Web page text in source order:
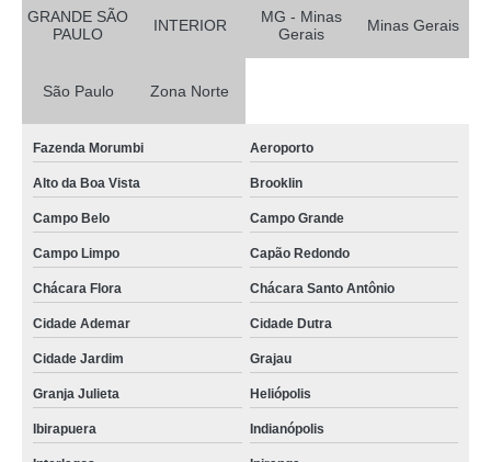
GRANDE SÃO
PAULO
INTERIOR
MG - Minas
Gerais
Minas Gerais
São Paulo Zona Norte
Fazenda Morumbi Aeroporto
Alto da Boa Vista Brooklin
Campo Belo Campo Grande
Campo Limpo Capão Redondo
Chácara Flora Chácara Santo Antônio
Cidade Ademar Cidade Dutra
Cidade Jardim Grajau
Granja Julieta Heliópolis
Ibirapuera Indianópolis